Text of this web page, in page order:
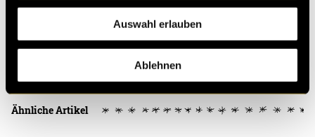
Auswahl erlauben
Ablehnen
Ähnliche Artikel